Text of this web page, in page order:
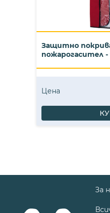
Защитно
пожарогасител -
Цена
За